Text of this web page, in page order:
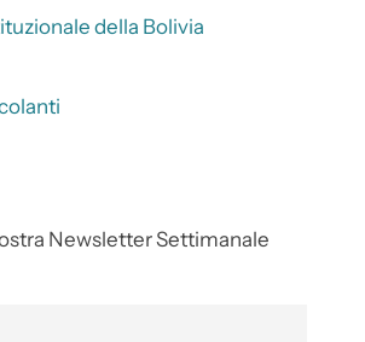
della Bolivia
Newsletter Settimanale